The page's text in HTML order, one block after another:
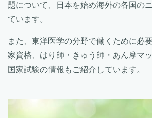
題について、日本を始め海外の各国の
ています。
また、東洋医学の分野で働くために必
家資格、はり師・きゅう師・あん摩マ
国家試験の情報もご紹介しています。